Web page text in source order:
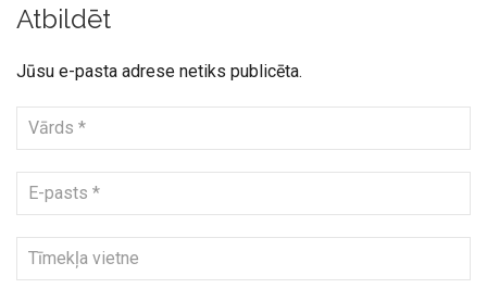
Atbildēt
Jūsu e-pasta adrese netiks publicēta.